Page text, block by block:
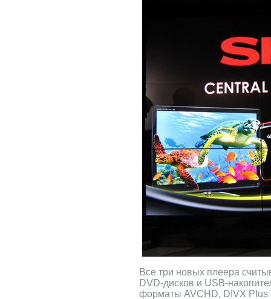
Все три новых плеера
DVD-дисков и USB-
форматы AVCHD, DIVX Plus